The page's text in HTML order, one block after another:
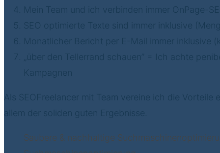
Mein Team und ich verbinden immer OnPage-
SEO optimierte Texte sind immer inklusive
Monatlicher Bericht per E-Mail immer inklusive (
„über den Tellerrand schauen” = Ich achte
Kampagnen
Als SEOFreelancer mit Team vereine ich die
allem der soliden guten Ergebnisse.
Saubere & nachhaltige